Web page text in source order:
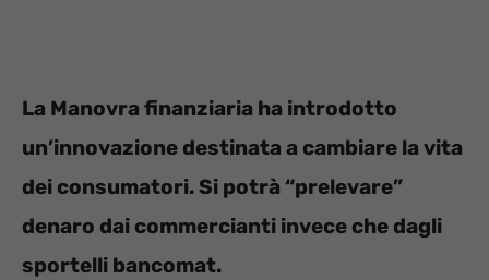
La Manovra finanziaria ha introdotto
un’innovazione destinata a cambiare la vita
dei consumatori. Si potrà “prelevare”
denaro dai commercianti invece che dagli
sportelli bancomat.